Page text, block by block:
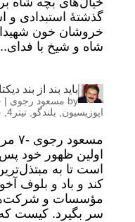
گذشتهٔ استبدادی و
شاه و شیخ با
باید بند از بند
by مسعود رجوی |
اپوزیسیون
بلندگو تیتر4 ,
اولین ظهور خود
است تا به
کند و باد و بلوف
مؤسسات و
سر بگیرد. کیست که